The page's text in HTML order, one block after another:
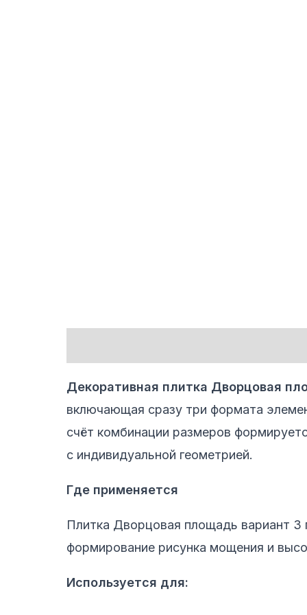
Декоративная плитка Дворцовая
включающая сразу три формата
счёт комбинации размеров
с индивидуальной геометрией.
Где применяется
Плитка Дворцовая площадь вариант 3
формирование рисунка мощения и
Используется для: